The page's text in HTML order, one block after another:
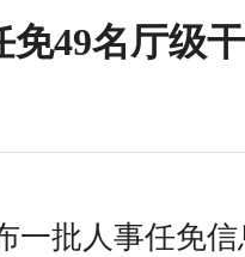
49名厅级
一批人事任免